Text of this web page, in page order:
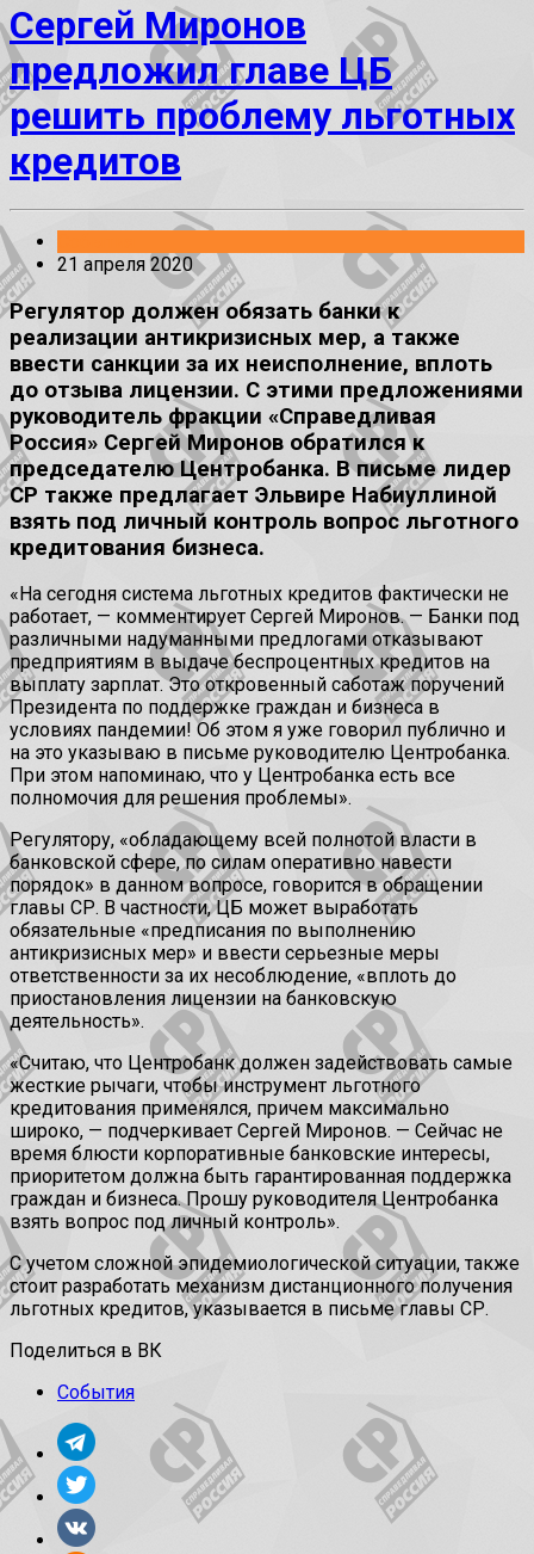
Сергей Миронов
предложил главе ЦБ
решить проблему льготных
кредитов
21 апреля 2020
Регулятор должен обязать банки к
реализации антикризисных мер, а также
ввести санкции за их неисполнение, вплоть
до отзыва лицензии. С этими предложениями
руководитель фракции «Справедливая
Россия» Сергей Миронов обратился к
председателю Центробанка. В письме лидер
СР также предлагает Эльвире Набиуллиной
взять под личный контроль вопрос льготного
кредитования бизнеса.
«На сегодня система льготных кредитов фактически не
работает, — комментирует Сергей Миронов. — Банки под
различными надуманными предлогами отказывают
предприятиям в выдаче беспроцентных кредитов на
выплату зарплат. Это откровенный саботаж поручений
Президента по поддержке граждан и бизнеса в
условиях пандемии! Об этом я уже говорил публично и
на это указываю в письме руководителю Центробанка.
При этом напоминаю, что у Центробанка есть все
полномочия для решения проблемы».
Регулятору, «обладающему всей полнотой власти в
банковской сфере, по силам оперативно навести
порядок» в данном вопросе, говорится в обращении
главы СР. В частности, ЦБ может выработать
обязательные «предписания по выполнению
антикризисных мер» и ввести серьезные меры
ответственности за их несоблюдение, «вплоть до
приостановления лицензии на банковскую
деятельность».
«Считаю, что Центробанк должен задействовать самые
жесткие рычаги, чтобы инструмент льготного
кредитования применялся, причем максимально
широко, — подчеркивает Сергей Миронов. — Сейчас не
время блюсти корпоративные банковские интересы,
приоритетом должна быть гарантированная поддержка
граждан и бизнеса. Прошу руководителя Центробанка
взять вопрос под личный контроль».
С учетом сложной эпидемиологической ситуации, также
стоит разработать механизм дистанционного получения
льготных кредитов, указывается в письме главы СР.
Поделиться в ВК
События